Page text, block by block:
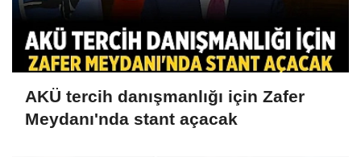
AKÜ tercih danışmanlığı için Zafer
Meydanı'nda stant açacak